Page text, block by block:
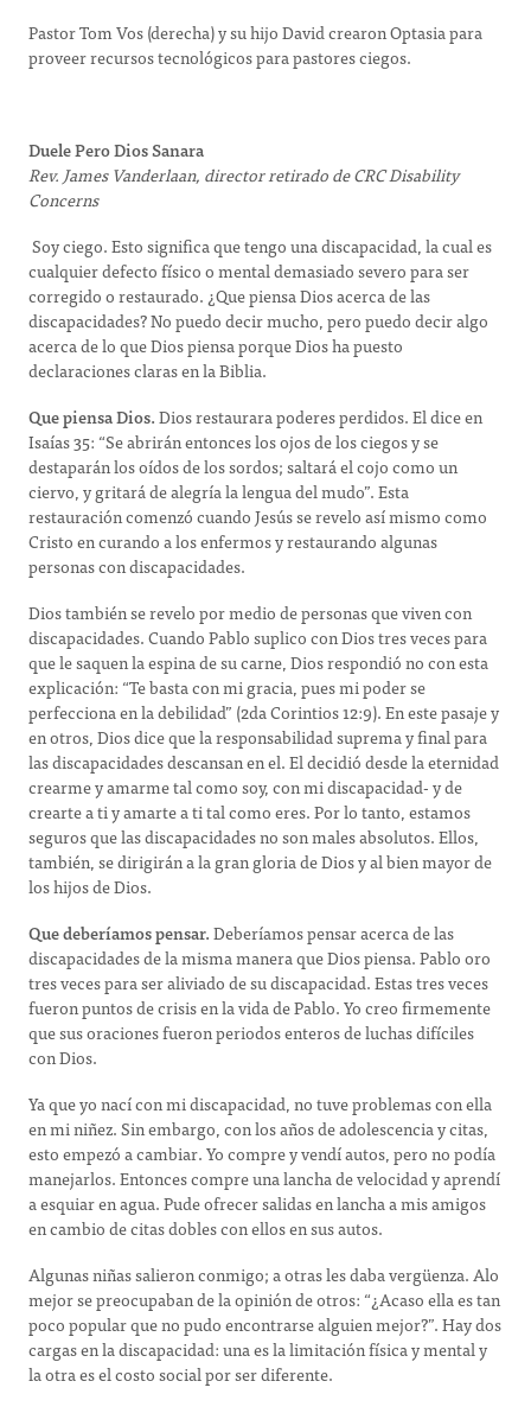
Pastor Tom Vos (derecha) y su hijo David crearon Optasia para
proveer recursos tecnológicos para pastores ciegos.
Duele Pero Dios Sanara
Rev. James Vanderlaan, director retirado de CRC Disability
Concerns
Soy ciego. Esto significa que tengo una discapacidad, la cual es
cualquier defecto físico o mental demasiado severo para ser
corregido o restaurado. ¿Que piensa Dios acerca de las
discapacidades? No puedo decir mucho, pero puedo decir algo
acerca de lo que Dios piensa porque Dios ha puesto
declaraciones claras en la Biblia.
Que piensa Dios.Dios restaurara poderes perdidos. El dice en
Isaías 35: “Se abrirán entonces los ojos de los ciegos y se
destaparán los oídos de los sordos; saltará el cojo como un
ciervo, y gritará de alegría la lengua del mudo”. Esta
restauración comenzó cuando Jesús se revelo así mismo como
Cristo en curando a los enfermos y restaurando algunas
personas con discapacidades.
Dios también se revelo por medio de personas que viven con
discapacidades. Cuando Pablo suplico con Dios tres veces para
que le saquen la espina de su carne, Dios respondió no con esta
explicación: “Te basta con mi gracia, pues mi poder se
perfecciona en la debilidad” (2da Corintios 12:9). En este pasaje y
en otros, Dios dice que la responsabilidad suprema y final para
las discapacidades descansan en el. El decidió desde la eternidad
crearme y amarme tal como soy, con mi discapacidad- y de
crearte a ti y amarte a ti tal como eres. Por lo tanto, estamos
seguros que las discapacidades no son males absolutos. Ellos,
también, se dirigirán a la gran gloria de Dios y al bien mayor de
los hijos de Dios.
Que deberíamos pensar.Deberíamos pensar acerca de las
discapacidades de la misma manera que Dios piensa. Pablo oro
tres veces para ser aliviado de su discapacidad. Estas tres veces
fueron puntos de crisis en la vida de Pablo. Yo creo firmemente
que sus oraciones fueron periodos enteros de luchas difíciles
con Dios.
Ya que yo nací con mi discapacidad, no tuve problemas con ella
en mi niñez. Sin embargo, con los años de adolescencia y citas,
esto empezó a cambiar. Yo compre y vendí autos, pero no podía
manejarlos. Entonces compre una lancha de velocidad y aprendí
a esquiar en agua. Pude ofrecer salidas en lancha a mis amigos
en cambio de citas dobles con ellos en sus autos.
Algunas niñas salieron conmigo; a otras les daba vergüenza. Alo
mejor se preocupaban de la opinión de otros: “¿Acaso ella es tan
poco popular que no pudo encontrarse alguien mejor?”. Hay dos
cargas en la discapacidad: una es la limitación física y mental y
la otra es el costo social por ser diferente.